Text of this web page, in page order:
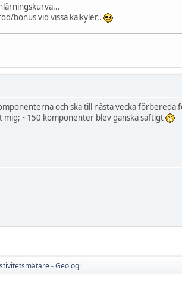
bonus vid vissa kalkyler,.
och ska till nästa vecka
mig; ~150 komponenter blev ganska saftigt
- Geologi